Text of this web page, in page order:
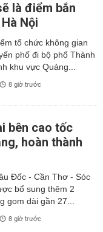
là điểm bắn
Nội
tổ chức không gian
phố đi bộ phố Thành
khu vực Quảng...
8 giờ trước
bên cao tốc
hoàn thành
Đốc - Cần Thơ - Sóc
bổ sung thêm 2
gom dài gần 27...
8 giờ trước